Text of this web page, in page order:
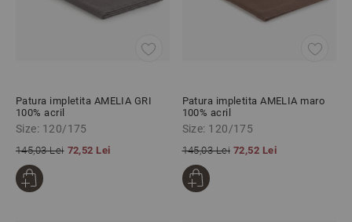
Patura impletita AMELIA GRI
100% acril
Size: 120/175
145,03 Lei 72,52 Lei
Patura impletita AMELIA maro
100% acril
Size: 120/175
145,03 Lei 72,52 Lei